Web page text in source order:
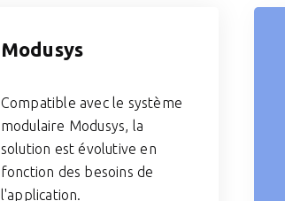
Modusys
Compatible avec le système
modulaire Modusys, la
solution est évolutive en
fonction des besoins de
l'application.